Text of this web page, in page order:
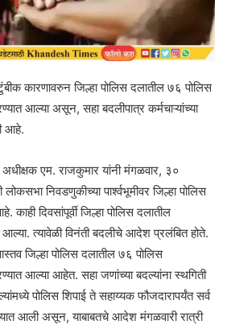
कारणावरुन जिल्हा पोलिस दलातील ७६ पोलिस
आल्या असून, सहा बदलीपात्र कर्मचाऱ्यांच्या
आहे.
एम. राजकुमार यांनी मंगळवार, ३०
निवडणुकीच्या पार्श्वभूमीवर जिल्हा पोलिस
दिवसांपूर्वी जिल्हा पोलिस दलातील
आल्या. त्यावेळी विनंती बदलीचे आदेश प्रलंबित होते.
जिल्हा पोलिस दलातील ७६ पोलिस
आल्या आहेत. सहा जणांच्या बदल्यांना स्थगिती
पोलिस शिपाई ते सहाय्यक फौजदारापर्यंत सर्व
आली असून, याबाबतचे आदेश मंगळवारी रात्री